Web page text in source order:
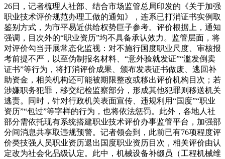
26日，记者梳理人社部、结合市场监管总局印发的《关于加强
职业技术评价规范办理工做的通知》，连系已打消证书实例取
鉴别方式，为市平易近供给权势巨子参考。评价根据上，通知
强调，目次外的“职业资历”均不具备承认效力。监管层面，将
对评价勾当开展常态化监视：对不施行国度职业尺度、审核报
考前提不严，以至伪制报名材料、“意外验就发证”“滥发倒卖
证书”等行为，将打消评价成果、颁布发表证书做废、逃回补
助资金，相关机构还可能被期限整改或移出评价机构目次；若
涉嫌职务犯罪，移交纪检监察部分，形成其他犯罪则移送机关
逃责。同时，针对行政机关表面宣传、违规利用“国度”“职业
资历”“包过”等字样的行为，也将依法惩罚。此外，各地人社
部分需依托现有系统搭建职业技术评价办事监管平台，加强部
分间消息共享取违规预警。记者领会到，此前已有76项程度评
价类技强人员职业资历退出国度职业资历目次，相关评价由认
定改为社会化品级认定。此中，机械设备补缀员（工程机械维